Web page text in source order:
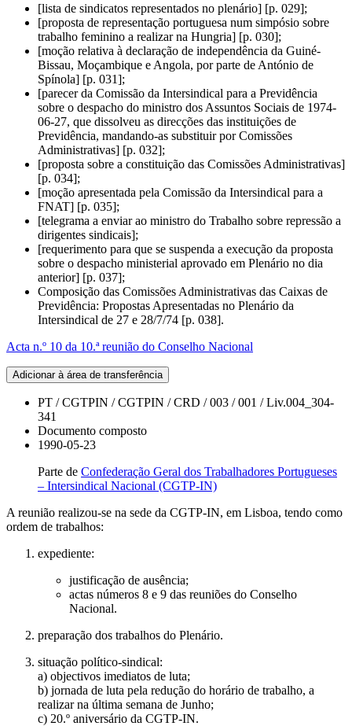
[lista de sindicatos representados no plenário] [p. 029];
[proposta de representação portuguesa num simpósio sobre
trabalho feminino a realizar na Hungria] [p. 030];
[moção relativa à declaração de independência da Guiné-
Bissau, Moçambique e Angola, por parte de António de
Spínola] [p. 031];
[parecer da Comissão da Intersindical para a Previdência
sobre o despacho do ministro dos Assuntos Sociais de 1974-
06-27, que dissolveu as direcções das instituições de
Previdência, mandando-as substituir por Comissões
Administrativas] [p. 032];
[proposta sobre a constituição das Comissões Administrativas]
[p. 034];
[moção apresentada pela Comissão da Intersindical para a
FNAT] [p. 035];
[telegrama a enviar ao ministro do Trabalho sobre repressão a
dirigentes sindicais];
[requerimento para que se suspenda a execução da proposta
sobre o despacho ministerial aprovado em Plenário no dia
anterior] [p. 037];
Composição das Comissões Administrativas das Caixas de
Previdência: Propostas Apresentadas no Plenário da
Intersindical de 27 e 28/7/74 [p. 038].
Acta n.º 10 da 10.ª reunião do Conselho Nacional
Adicionar à área de transferência
PT / CGTPIN / CGTPIN / CRD / 003 / 001 / Liv.004_304-
341
Documento composto
1990-05-23
Parte de Confederação Geral dos Trabalhadores Portugueses
– Intersindical Nacional (CGTP-IN)
A reunião realizou-se na sede da CGTP-IN, em Lisboa, tendo como
ordem de trabalhos:
expediente:
justificação de ausência;
actas números 8 e 9 das reuniões do Conselho
Nacional.
preparação dos trabalhos do Plenário.
situação político-sindical:
a) objectivos imediatos de luta;
b) jornada de luta pela redução do horário de trabalho, a
realizar na última semana de Junho;
c) 20.º aniversário da CGTP-IN.